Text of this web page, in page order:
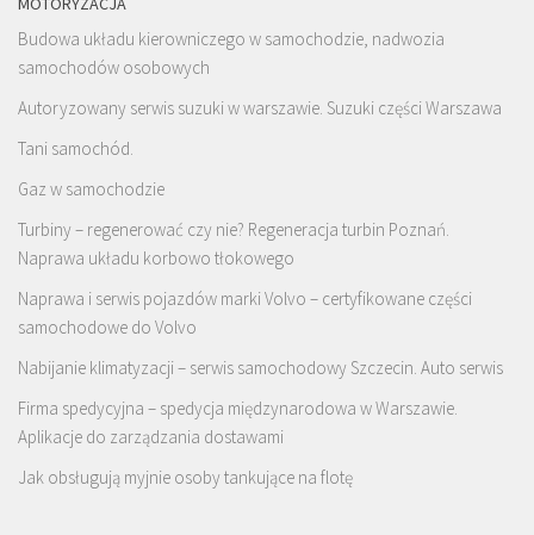
Budowa układu kierowniczego w samochodzie, nadwozia
samochodów osobowych
Autoryzowany serwis suzuki w warszawie. Suzuki części Warszawa
Tani samochód.
Gaz w samochodzie
Turbiny – regenerować czy nie? Regeneracja turbin Poznań.
Naprawa układu korbowo tłokowego
Naprawa i serwis pojazdów marki Volvo – certyfikowane części
samochodowe do Volvo
Nabijanie klimatyzacji – serwis samochodowy Szczecin. Auto serwis
Firma spedycyjna – spedycja międzynarodowa w Warszawie.
Aplikacje do zarządzania dostawami
Jak obsługują myjnie osoby tankujące na flotę